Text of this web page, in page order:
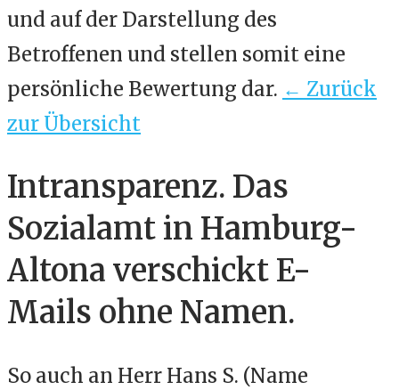
und auf der Darstellung des
Betroffenen und stellen somit eine
persönliche Bewertung dar. ← Zurück
zur Übersicht
Intransparenz. Das
Sozialamt in Hamburg-
Altona verschickt E-
Mails ohne Namen.
So auch an Herr Hans S. (Name